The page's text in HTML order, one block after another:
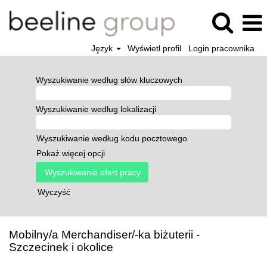
Język Wyświetl profil Login pracownika
Wyszukiwanie według słów kluczowych
Wyszukiwanie według lokalizacji
Wyszukiwanie według kodu pocztowego
Pokaż więcej opcji
Wyczyść
Mobilny/a Merchandiser/-ka biżuterii -
Szczecinek i okolice